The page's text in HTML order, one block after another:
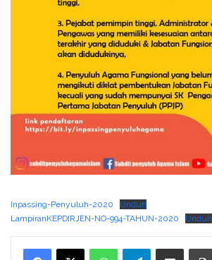
Inpassing-Penyuluh-2020
Unduh
LampiranKEPDIRJEN-NO-994-TAHUN-2020
Unduh
WhatsAppTelegramBagikan melalui surel